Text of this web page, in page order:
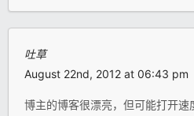
吐草
August 22nd, 2012 at 06:43 pm
博主的博客很漂亮，但可能打开